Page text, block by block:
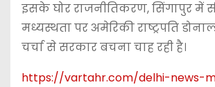
इसके घोर राजनीतिकरण, सिंगापुर में
मध्यस्थता पर अमेरिकी राष्ट्रपति
चर्चा से सरकार बचना चाह रही है।
https://vartahr.com/delhi-news-